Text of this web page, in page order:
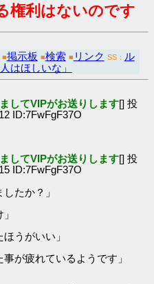
権利はないのです
■掲示板 ■検索 ■ リンク SS： ル
はほしいな」
してVIPがお送りします[] 投
ID:7FwFgF37O
してVIPがお送りします[] 投
ID:7FwFgF37O
たか？」
うがいい」
が疲れているようです」